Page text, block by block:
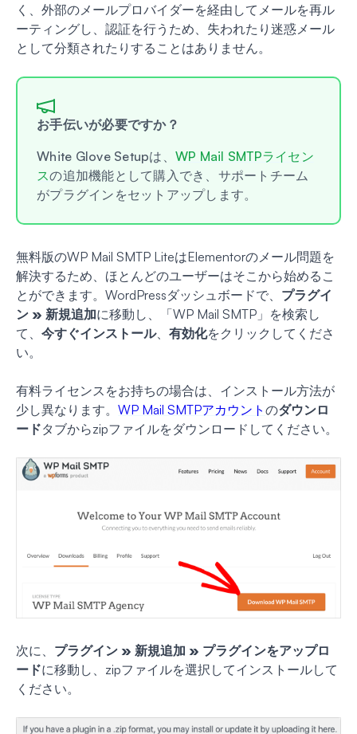
く、外部のメールプロバイダーを経由してメールを再ル
ーティングし、認証を行うため、失われたり迷惑メール
として分類されたりすることはありません。
お手伝いが必要ですか？
White Glove Setupは、 WP Mail SMTPライセン
スの追加機能として購入でき、サポートチーム
がプラグインをセットアップします。
無料版のWP Mail SMTP LiteはElementorのメール問題を
解決するため、ほとんどのユーザーはそこから始めるこ
とができます。WordPressダッシュボードで、 プラグイ
ン » 新規追加に移動し、「WP Mail SMTP」を検索し
て、 今すぐインストール、 有効化をクリックしてくださ
い。
有料ライセンスをお持ちの場合は、インストール方法が
少し異なります。 WP Mail SMTPアカウント のダウンロ
ードタブからzipファイルをダウンロードしてください。
次に、 プラグイン » 新規追加 » プラグインをアップロ
ードに移動し、zipファイルを選択してインストールして
ください。